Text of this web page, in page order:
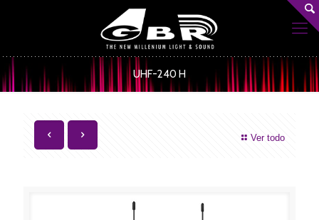
UHF-240 H
Ver todo